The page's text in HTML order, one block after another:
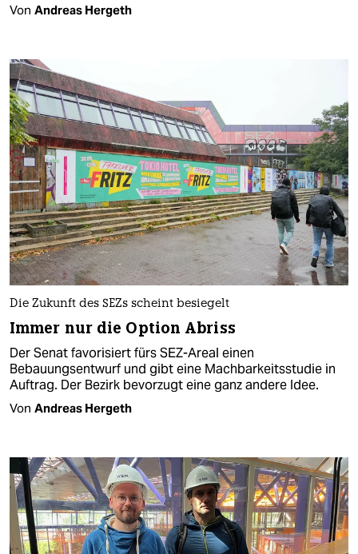
Von Andreas Hergeth
Die Zukunft des SEZs scheint besiegelt
Immer nur die Option Abriss
Der Senat favorisiert fürs SEZ-Areal einen
Bebauungsentwurf und gibt eine Machbarkeitsstudie in
Auftrag. Der Bezirk bevorzugt eine ganz andere Idee.
Von Andreas Hergeth